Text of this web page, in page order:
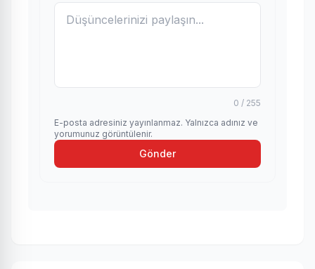
0 / 255
E-posta adresiniz yayınlanmaz. Yalnızca adınız ve
yorumunuz görüntülenir.
Gönder